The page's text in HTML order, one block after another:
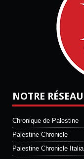
NOTRE RÉSEAU
Chronique de Palestine
Palestine Chronicle
Palestine Chronicle Italia